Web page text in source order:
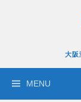
ツ
大阪
MENU